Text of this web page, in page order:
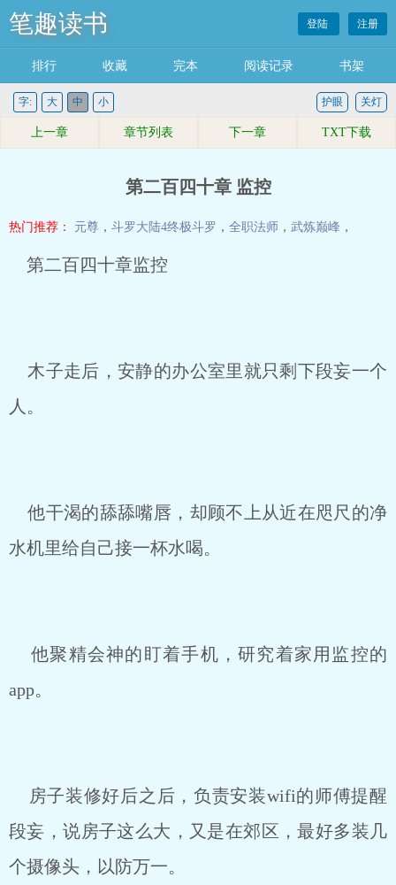
笔趣读书 登陆 注册
排行 收藏 完本 阅读记录 书架
字: 大 中 小 关灯
护眼
上一章 章节列表 下一章 TXT下载
第二百四十章 监控
热门推荐： 元尊 ， 斗罗大陆4终极斗罗 ， 全职法师 ， 武炼巅峰 ，
第二百四十章监控
木子走后，安静的办公室里就只剩下段妄一个
人。
他干渴的舔舔嘴唇，却顾不上从近在咫尺的净
水机里给自己接一杯水喝。
他聚精会神的盯着手机，研究着家用监控的
app。
房子装修好后之后，负责安装wifi的师傅提醒
段妄，说房子这么大，又是在郊区，最好多装几
个摄像头，以防万一。